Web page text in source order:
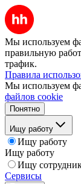
Мы используем
правильную
трафик.
Правила
Мы используем
файлов cookie
Понятно
Ищу работу
Ищу работу
Ищу работу
Ищу
Сервисы